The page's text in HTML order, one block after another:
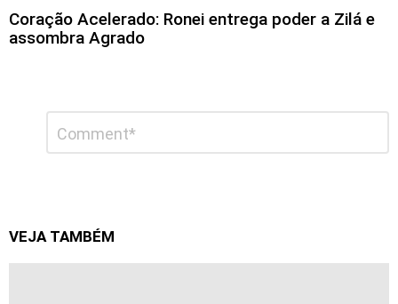
Coração Acelerado: Ronei entrega poder a Zilá e
assombra Agrado
comentário
VEJA TAMBÉM